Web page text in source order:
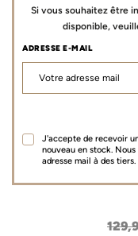
Si vous souhaitez être
disponible,
ADRESSE E-MAIL
J'accepte de recevoir
nouveau en stock.
adresse mail à des tiers.